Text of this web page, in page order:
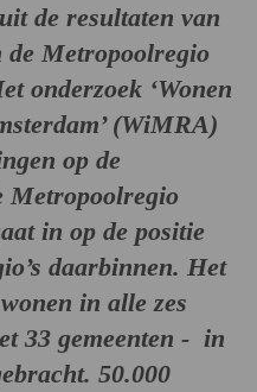
de resultaten van
de Metropoolregio
onderzoek ‘Wonen
(WiMRA)
op de
Metropoolregio
in op de positie
daarbinnen. Het
in alle zes
33 gemeenten - in
50.000